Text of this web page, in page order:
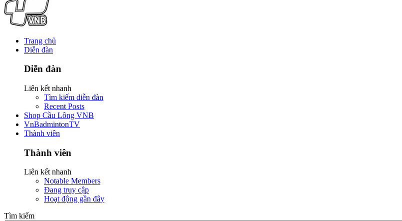
Trang chủ
Diễn đàn
Diễn đàn
Liên kết nhanh
Tìm kiếm diễn đàn
Recent Posts
Shop Cầu Lông VNB
VnBadmintonTV
Thành viên
Thành viên
Liên kết nhanh
Notable Members
Đang truy cập
Hoạt động gần đây
Tìm kiếm